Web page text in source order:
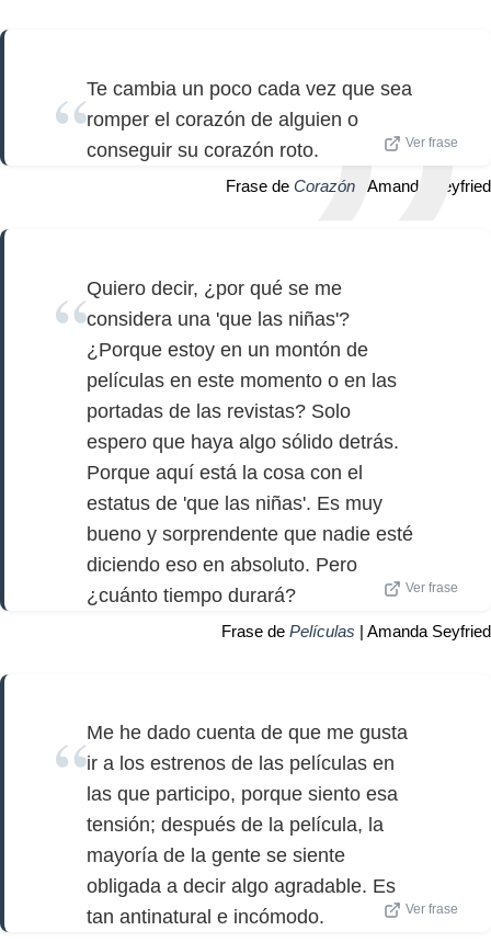
Te cambia un poco cada vez que sea
romper el corazón de alguien o
conseguir su corazón roto.
Ver frase
Frase de Corazón | Amanda Seyfried
Quiero decir, ¿por qué se me
considera una 'que las niñas'?
¿Porque estoy en un montón de
películas en este momento o en las
portadas de las revistas? Solo
espero que haya algo sólido detrás.
Porque aquí está la cosa con el
estatus de 'que las niñas'. Es muy
bueno y sorprendente que nadie esté
diciendo eso en absoluto. Pero
¿cuánto tiempo durará?
Ver frase
Frase de Películas | Amanda Seyfried
Me he dado cuenta de que me gusta
ir a los estrenos de las películas en
las que participo, porque siento esa
tensión; después de la película, la
mayoría de la gente se siente
obligada a decir algo agradable. Es
tan antinatural e incómodo.
Ver frase